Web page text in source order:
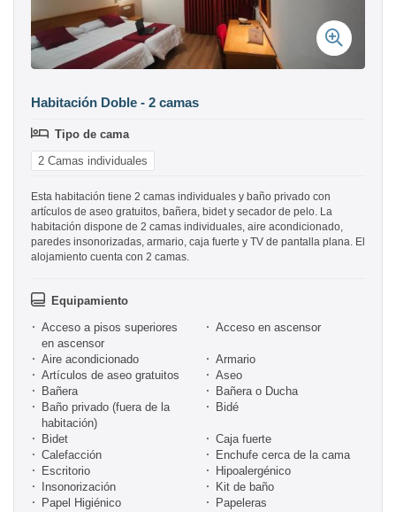
Habitación Doble - 2 camas
Tipo de cama
2 Camas individuales
Esta habitación tiene 2 camas individuales y baño privado con
artículos de aseo gratuitos, bañera, bidet y secador de pelo. La
habitación dispone de 2 camas individuales, aire acondicionado,
paredes insonorizadas, armario, caja fuerte y TV de pantalla plana. El
alojamiento cuenta con 2 camas.
Equipamiento
Acceso a pisos superiores
en ascensor
Acceso en ascensor
Aire acondicionado
Armario
Artículos de aseo gratuitos
Aseo
Bañera
Bañera o Ducha
Baño privado (fuera de la
habitación)
Bidé
Bidet
Caja fuerte
Calefacción
Enchufe cerca de la cama
Escritorio
Hipoalergénico
Insonorización
Kit de baño
Papel Higiénico
Papeleras